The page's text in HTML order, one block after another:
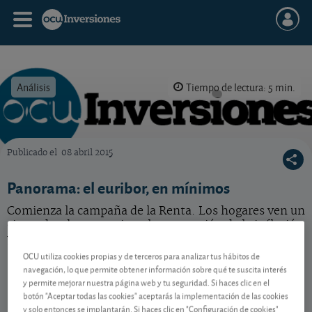
Análisis Tiempo de lectura: 5 min.
Publicado el 08 abril 2015
Panorama: el euribor, en mínimos
Comienza la campaña de la Renta. Los hogares ven un
cierto desahogo gracias a la contención de la inflación
y a la ligera mejora en las cifras de desempleo.
Contenido reservado a SOCIOS
OCU utiliza cookies propias y de terceros para analizar tus hábitos de
navegación, lo que permite obtener información sobre qué te suscita interés
y permite mejorar nuestra página web y tu seguridad. Si haces clic en el
botón "Aceptar todas las cookies" aceptarás la implementación de las cookies
y solo entonces se implantarán. Si haces clic en "Configuración de cookies"